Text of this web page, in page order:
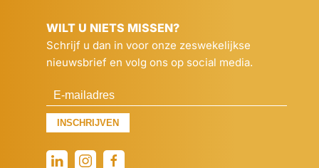
WILT U NIETS MISSEN?
Schrijf u dan in voor onze zeswekelijkse
nieuwsbrief en volg ons op social media.
INSCHRIJVEN